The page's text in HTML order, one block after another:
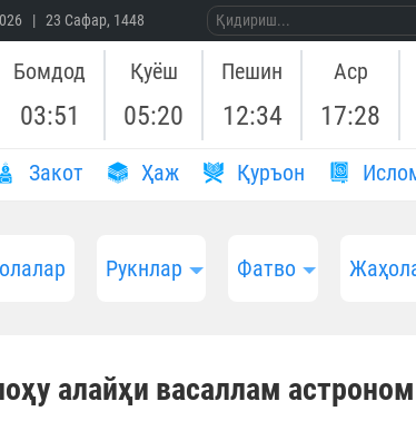
| 23 Сафар, 1448
Бомдод
03:51
Қуёш
05:20
Пешин
12:34
Аср
17:28
Закот Ҳаж Қуръон
Рукнлар Фатво
алайҳи васаллам